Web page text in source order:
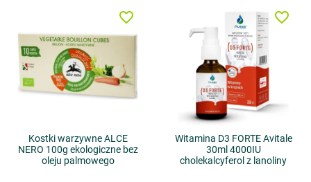
Kostki warzywne ALCE
NERO 100g ekologiczne bez
oleju palmowego
favorite_border
Witamina D3 FORTE Avitale
30ml 4000IU
cholekalcyferol z lanoliny
favorite_border